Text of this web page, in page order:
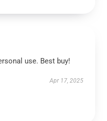
use. Best buy!
Apr 17, 2025